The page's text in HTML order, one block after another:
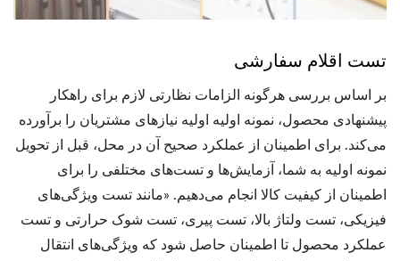
تست اقلام سفارشی
بر اساس بررسی هرگونه الزامات نظارتی لازم برای راهکار
پیشنهادی محصول، نمونه اولیه اولیه نیازهای مشتریان را برآورده
می‌کند. برای اطمینان از عملکرد صحیح آن در محل، قبل از تحویل
نمونه اولیه به شما، آزمایش‌ها و تست‌های مختلفی را برای
اطمینان از کیفیت کالا انجام می‌دهیم. «مانند تست ویژگی‌های
فیزیکی، تست ولتاژ بالا، تست پیری، تست شوک حرارتی و تست
عملکرد محصول تا اطمینان حاصل شود که ویژگی‌های انتقال